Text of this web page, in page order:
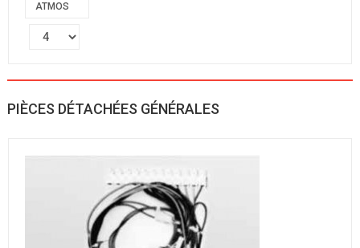
ATMOS
PIÈCES DÉTACHÉES GÉNÉRALES